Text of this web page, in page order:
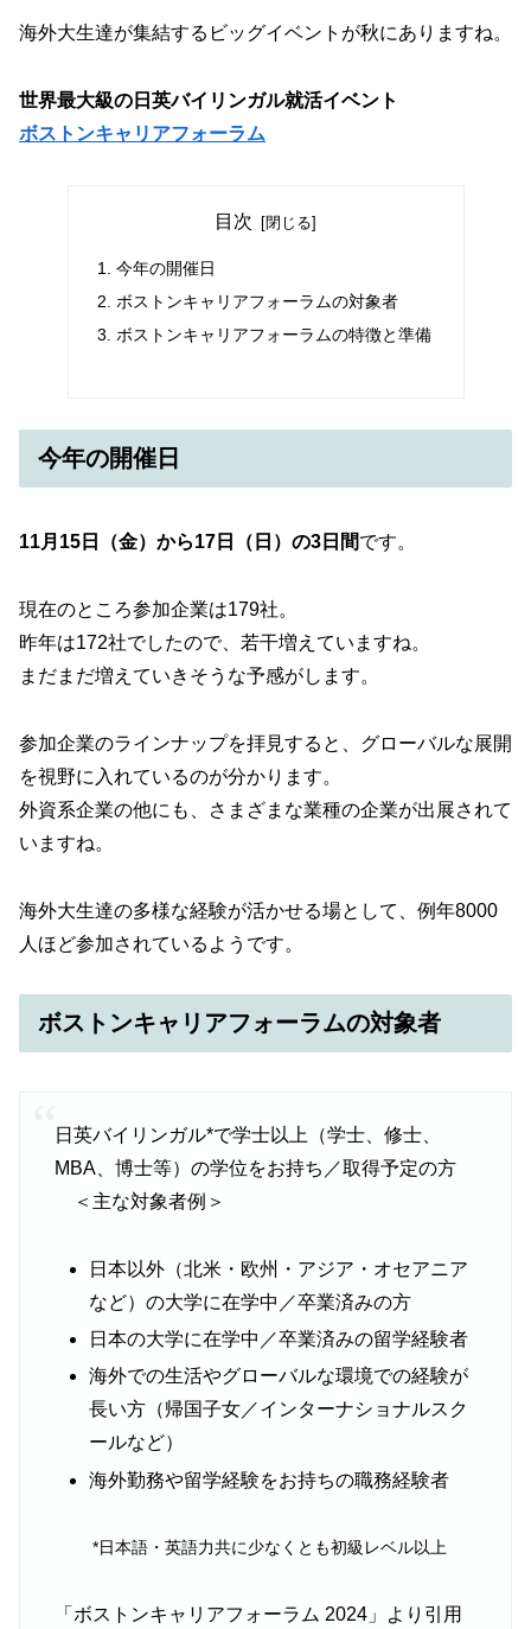
海外大生達が集結するビッグイベントが秋にありますね。
世界最大級の日英バイリンガル就活イベント
ボストンキャリアフォーラム
目次
今年の開催日
ボストンキャリアフォーラムの対象者
ボストンキャリアフォーラムの特徴と準備
今年の開催日
11月15日（金）から17日（日）の3日間です。
現在のところ参加企業は179社。
昨年は172社でしたので、若干増えていますね。
まだまだ増えていきそうな予感がします。
参加企業のラインナップを拝見すると、グローバルな展開
を視野に入れているのが分かります。
外資系企業の他にも、さまざまな業種の企業が出展されて
いますね。
海外大生達の多様な経験が活かせる場として、例年8000
人ほど参加されているようです。
ボストンキャリアフォーラムの対象者
日英バイリンガル*で学士以上（学士、修士、
MBA、博士等）の学位をお持ち／取得予定の方
＜主な対象者例＞
日本以外（北米・欧州・アジア・オセアニア
など）の大学に在学中／卒業済みの方
日本の大学に在学中／卒業済みの留学経験者
海外での生活やグローバルな環境での経験が
長い方（帰国子女／インターナショナルスク
ールなど）
海外勤務や留学経験をお持ちの職務経験者
*日本語・英語力共に少なくとも初級レベル以上
「ボストンキャリアフォーラム 2024」より引用